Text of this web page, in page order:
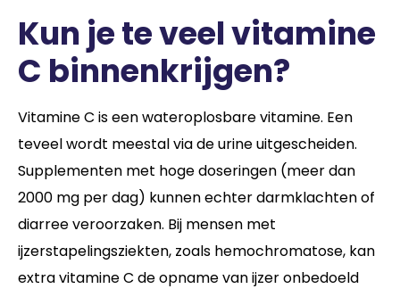
Kun je te veel vitamine
C binnenkrijgen?
Vitamine C is een wateroplosbare vitamine. Een
teveel wordt meestal via de urine uitgescheiden.
Supplementen met hoge doseringen (meer dan
2000 mg per dag) kunnen echter darmklachten of
diarree veroorzaken. Bij mensen met
ijzerstapelingsziekten, zoals hemochromatose, kan
extra vitamine C de opname van ijzer onbedoeld